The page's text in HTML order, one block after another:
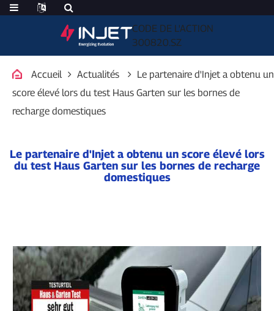
CODE DE L'ACTION
300820.SZ
Accueil Actualités
Le partenaire d'Injet a obtenu un
score élevé lors du test Haus Garten sur les bornes de
recharge domestiques
Le partenaire d'Injet a obtenu un score élevé lors
du test Haus Garten sur les bornes de recharge
domestiques